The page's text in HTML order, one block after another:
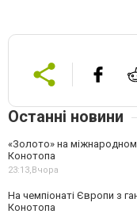
Останні новини
«Золото» на
Конотопа
23:13,Вчора
На чемпіонаті Європи з
Конотопа